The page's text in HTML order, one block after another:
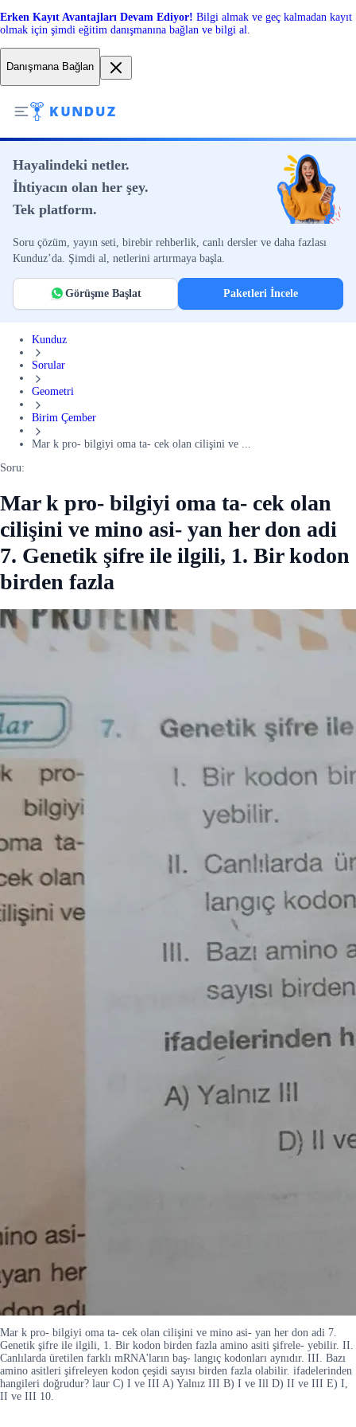
Erken Kayıt Avantajları Devam Ediyor! Bilgi almak ve geç kalmadan kayıt
olmak için şimdi eğitim danışmanına bağlan ve bilgi al.
Danışmana Bağlan
Hayalindeki netler.
İhtiyacın olan her şey.
Tek platform.
Soru çözüm, yayın seti, birebir rehberlik, canlı dersler ve daha fazlası
Kunduz’da. Şimdi al, netlerini artırmaya başla.
Görüşme Başlat Paketleri İncele
Kunduz
Sorular
Geometri
Birim Çember
Mar k pro- bilgiyi oma ta- cek olan cilişini ve ...
Soru:
Mar k pro- bilgiyi oma ta- cek olan
cilişini ve mino asi- yan her don adi
7. Genetik şifre ile ilgili, 1. Bir kodon
birden fazla
Mar k pro- bilgiyi oma ta- cek olan cilişini ve mino asi- yan her don adi 7.
Genetik şifre ile ilgili, 1. Bir kodon birden fazla amino asiti şifrele- yebilir. II.
Canlılarda üretilen farklı mRNA'ların baş- langıç kodonları aynıdır. III. Bazı
amino asitleri şifreleyen kodon çeşidi sayısı birden fazla olabilir. ifadelerinden
hangileri doğrudur? laur C) I ve III A) Yalnız III B) I ve Ill D) II ve III E) I,
II ve III 10.